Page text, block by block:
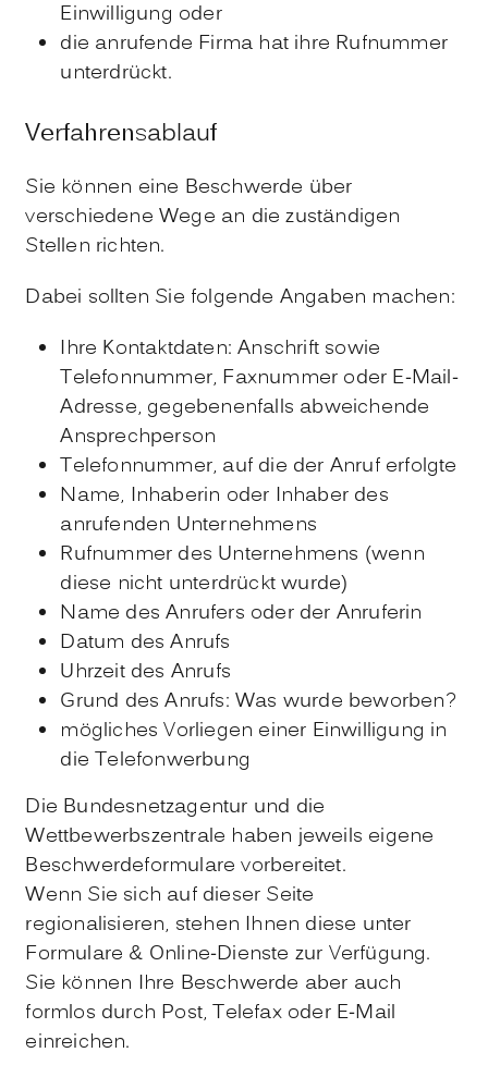
Einwilligung oder
die anrufende Firma hat ihre Rufnummer
unterdrückt.
Verfahrensablauf
Sie können eine Beschwerde über
verschiedene Wege an die zuständigen
Stellen richten.
Dabei sollten Sie folgende Angaben machen:
Ihre Kontaktdaten: Anschrift sowie
Telefonnummer, Faxnummer oder E-Mail-
Adresse, gegebenenfalls abweichende
Ansprechperson
Telefonnummer, auf die der Anruf erfolgte
Name, Inhaberin oder Inhaber des
anrufenden Unternehmens
Rufnummer des Unternehmens (wenn
diese nicht unterdrückt wurde)
Name des Anrufers oder der Anruferin
Datum des Anrufs
Uhrzeit des Anrufs
Grund des Anrufs: Was wurde beworben?
mögliches Vorliegen einer Einwilligung in
die Telefonwerbung
Die Bundesnetzagentur und die
Wettbewerbszentrale haben jeweils eigene
Beschwerdeformulare vorbereitet.
Wenn Sie sich auf dieser Seite
regionalisieren, stehen Ihnen diese unter
Formulare & Online-Dienste zur Verfügung.
Sie können Ihre Beschwerde aber auch
formlos durch Post, Telefax oder E-Mail
einreichen.